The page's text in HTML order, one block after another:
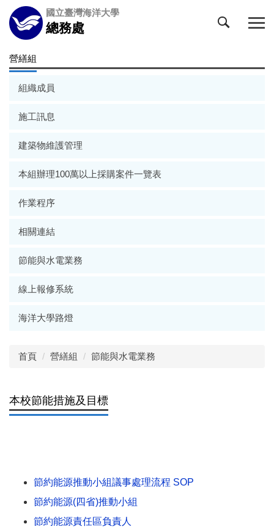
跳
到
主
內
國立臺灣海洋大學
總務處
營繕組
組織成員
施工訊息
建築物維護管理
本組辦理100萬以上採購案件一覽表
作業程序
相關連結
節能與水電業務
線上報修系統
海洋大學路燈
首頁 營繕組 節能與水電業務
本校節能措施及目標
節約能源推動小組議事處理流程 SOP
節約能源(四省)推動小組
節約能源責任區負責人